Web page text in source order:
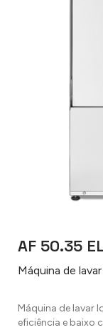
AF 50.35
Máquina de
Máquina de lavar
eficiência e baixo